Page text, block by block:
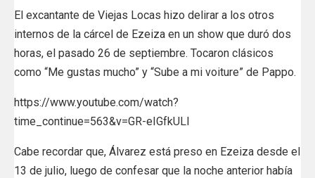
El excantante de Viejas Locas hizo delirar a los otros
internos de la cárcel de Ezeiza en un show que duró dos
horas, el pasado 26 de septiembre. Tocaron clásicos
como “Me gustas mucho” y “Sube a mi voiture” de Pappo.
https://www.youtube.com/watch?
time_continue=563&v=GR-eIGfkULI
Cabe recordar que, Álvarez está preso en Ezeiza desde el
13 de julio, luego de confesar que la noche anterior había